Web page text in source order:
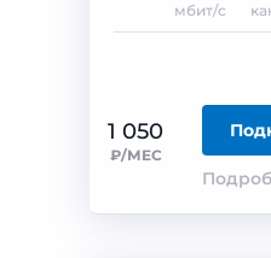
1 050
₽/МЕС
мбит/с